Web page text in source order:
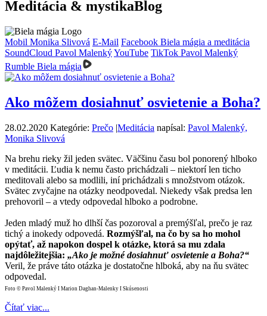
Meditácia & mystikaBlog
Mobil Monika Slivová E-Mail Facebook Biela mágia a meditácia
SoundCloud Pavol MalenkýYouTube TikTok Pavol Malenký
Rumble Biela mágia
Ako môžem dosiahnuť osvietenie a Boha?
28.02.2020 Kategórie: Prečo |Meditácia napísal: Pavol Malenký,
Monika Slivová
Na brehu rieky žil jeden svätec. Väčšinu času bol ponorený hlboko
v meditácii. Ľudia k nemu často prichádzali – niektorí len ticho
meditovali alebo sa modlili, iní prichádzali s množstvom otázok.
Svätec zvyčajne na otázky neodpovedal. Niekedy však predsa len
prehovoril – a vtedy odpovedal hlboko a podrobne.
Jeden mladý muž ho dlhší čas pozoroval a premýšľal, prečo je raz
tichý a inokedy odpovedá. Rozmýšľal, na čo by sa ho mohol
opýtať, až napokon dospel k otázke, ktorá sa mu zdala
najdôležitejšia: „Ako je možné dosiahnuť osvietenie a Boha?“
Veril, že práve táto otázka je dostatočne hlboká, aby na ňu svätec
odpovedal.
Foto © Pavol Malenký I Marion Daghan-Malenky I Skúsenosti
Čítať viac...